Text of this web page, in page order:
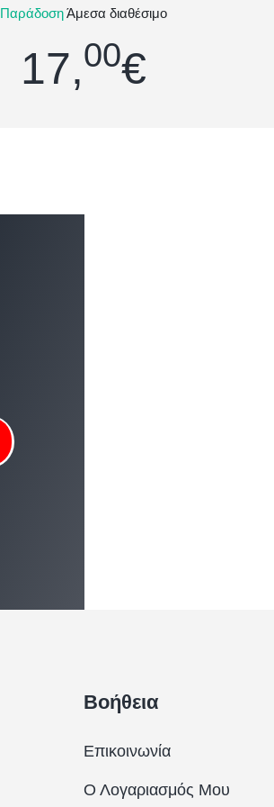
ΠαράδοσηΆμεσα διαθέσιμο
17,00€
Βοήθεια
Επικοινωνία
Ο Λογαριασμός Μου